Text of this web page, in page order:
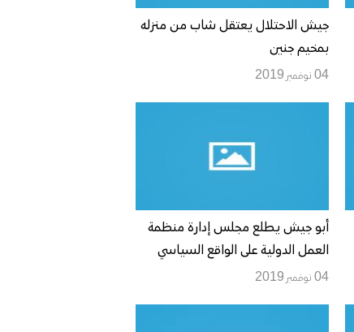
جيش الاحتلال يعتقل شاب من منزله
بمخيم جنين
04 نوفمبر 2019
أبو جيش يطلع مجلس إدارة منظمة
العمل الدولية على الواقع السياسي
والاقتصادي والانتهاكات الإسرائيلية
04 نوفمبر 2019